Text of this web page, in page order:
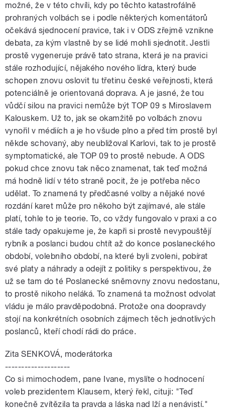
možné, že v této chvíli, kdy po těchto katastrofálně
prohraných volbách se i podle některých komentátorů
očekává sjednocení pravice, tak i v ODS zřejmě vznikne
debata, za kým vlastně by se lidé mohli sjednotit. Jestli
prostě vygeneruje právě tato strana, která je na pravici
stále rozhodující, nějakého nového lídra, který bude
schopen znovu oslovit tu třetinu české veřejnosti, která
potenciálně je orientovaná doprava. A je jasné, že tou
vůdčí silou na pravici nemůže být TOP 09 s Miroslavem
Kalouskem. Už to, jak se okamžitě po volbách znovu
vynořil v médiích a je ho všude plno a před tím prostě byl
někde schovaný, aby neubližoval Karlovi, tak to je prostě
symptomatické, ale TOP 09 to prostě nebude. A ODS
pokud chce znovu tak něco znamenat, tak teď možná
má hodně lidí v této straně pocit, že je potřeba něco
udělat. To znamená ty předčasné volby a nějaké nové
rozdání karet může pro někoho být zajímavé, ale stále
platí, tohle to je teorie. To, co vždy fungovalo v praxi a co
stále tady opakujeme je, že kapři si prostě nevypouštějí
rybník a poslanci budou chtít až do konce poslaneckého
období, volebního období, na které byli zvoleni, pobírat
své platy a náhrady a odejít z politiky s perspektivou, že
už se tam do té Poslanecké sněmovny znovu nedostanu,
to prostě nikoho neláká. To znamená ta možnost odvolat
vládu je málo pravděpodobná. Protože ona doopravdy
stojí na konkrétních osobních zájmech těch jednotlivých
poslanců, kteří chodí rádi do práce.
Zita SENKOVÁ, moderátorka
--------------------
Co si mimochodem, pane Ivane, myslíte o hodnocení
voleb prezidentem Klausem, který řekl, cituji: "Teď
konečně zvítězila ta pravda a láska nad lží a nenávistí."